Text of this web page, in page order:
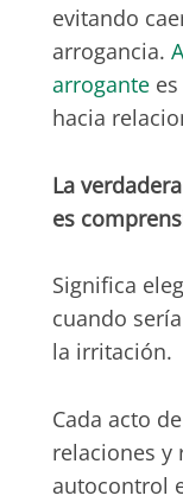
evitando
arrogancia.
arrogantees
hacia
La
es
Significa
cuando
la irritación.
Cada acto
relaciones y
autocontrol